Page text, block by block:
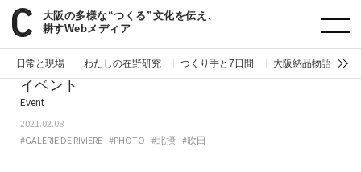
大阪の多様な“つくる”文化を伝え、
耕すWebメディア
日常と現場 わたしの在野研究 つくり手と7日間 大阪納品物語
paperC 今週のイベント
イベント
Event
2021.02.08
#GALERIE DE RIVIERE #PHOTO #北摂 #吹田